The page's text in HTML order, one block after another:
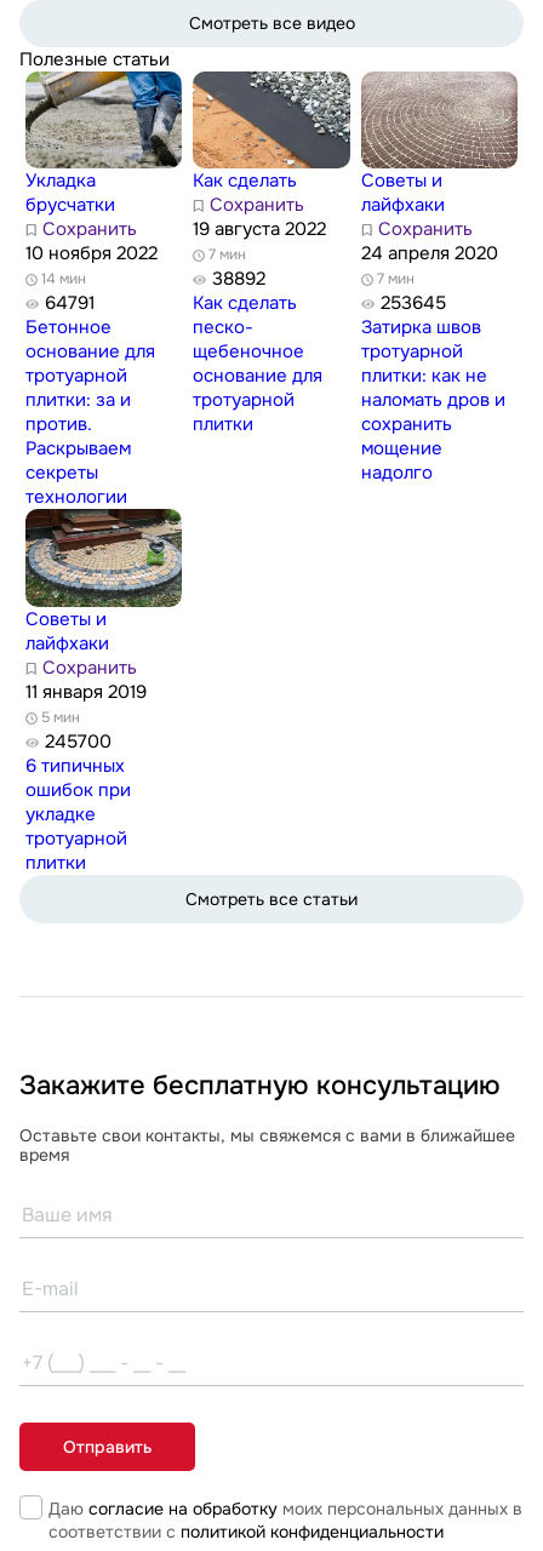
Смотреть все видео
Полезные статьи
Укладка
брусчатки
Сохранить
10 ноября 2022
14 мин
64791
Бетонное
основание для
тротуарной
плитки: за и
против.
Раскрываем
секреты
технологии
Как сделать
Сохранить
19 августа 2022
7 мин
38892
Как сделать
песко-
щебеночное
основание для
тротуарной
плитки
Советы и
лайфхаки
Сохранить
24 апреля 2020
7 мин
253645
Затирка швов
тротуарной
плитки: как не
наломать дров и
сохранить
мощение
надолго
Советы и
лайфхаки
Сохранить
11 января 2019
5 мин
245700
6 типичных
ошибок при
укладке
тротуарной
плитки
Смотреть все статьи
Закажите бесплатную консультацию
Оставьте свои контакты, мы свяжемся с вами в ближайшее
время
Даю согласие на обработкумоих персональных данных в
соответствии с политикой конфиденциальности